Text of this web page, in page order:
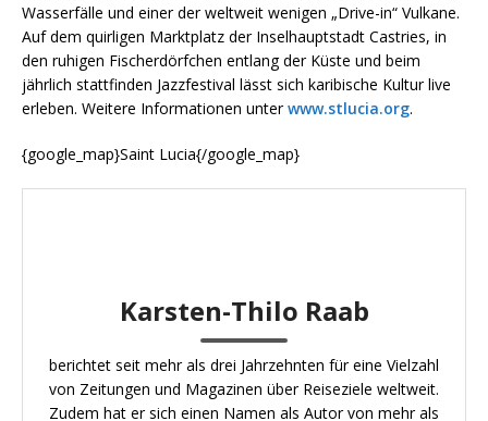
Wasserfälle und einer der weltweit wenigen „Drive-in“ Vulkane.
Auf dem quirligen Marktplatz der Inselhauptstadt Castries, in
den ruhigen Fischerdörfchen entlang der Küste und beim
jährlich stattfinden Jazzfestival lässt sich karibische Kultur live
erleben. Weitere Informationen unterwww.stlucia.org.
{google_map}Saint Lucia{/google_map}
Karsten-Thilo Raab
berichtet seit mehr als drei Jahrzehnten für eine Vielzahl
von Zeitungen und Magazinen über Reiseziele weltweit.
Zudem hat er sich einen Namen als Autor von mehr als